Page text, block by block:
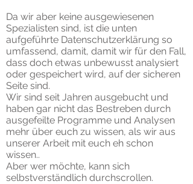
Da wir aber keine ausgewiesenen
Spezialisten sind, ist die unten
aufgeführte Datenschutzerklärung so
umfassend, damit, damit wir für den Fall,
dass doch etwas unbewusst analysiert
oder gespeichert wird, auf der sicheren
Seite sind.
Wir sind seit Jahren ausgebucht und
haben gar nicht das Bestreben durch
ausgefeilte Programme und Analysen
mehr über euch zu wissen, als wir aus
unserer Arbeit mit euch eh schon
wissen..
Aber wer möchte, kann sich
selbstverständlich durchscrollen.